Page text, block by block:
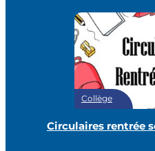
Collège
Circulaires rentrée